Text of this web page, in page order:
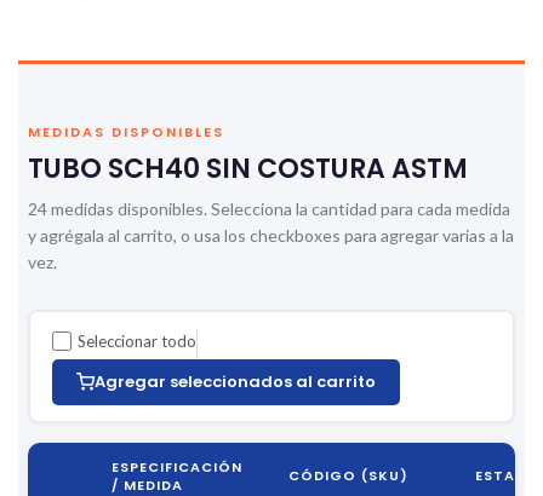
MEDIDAS DISPONIBLES
TUBO SCH40 SIN COSTURA ASTM
24 medidas disponibles. Selecciona la cantidad para cada medida
y agrégala al carrito, o usa los checkboxes para agregar varias a la
vez.
Seleccionar todo
Agregar seleccionados al carrito
ESPECIFICACIÓN
/ MEDIDA
CÓDIGO (SKU) ESTADO